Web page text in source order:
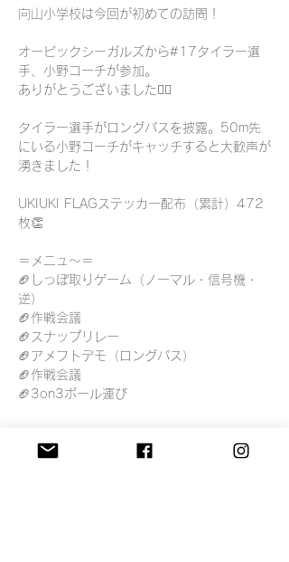
向山小学校は今回が初めての訪問！
オービックシーガルズから#17タイラー選
手、小野コーチが参加。
ありがとうございました🙇‍♂️
タイラー選手がロングパスを披露。50m先
にいる小野コーチがキャッチすると大歓声が
湧きました！
UKIUKI FLAGステッカー配布（累計）472
枚👏
＝メニュ〜＝
🏈しっぽ取りゲーム（ノーマル・信号機・
逆）
🏈作戦会議
🏈スナップリレー
🏈アメフトデモ（ロングパス）
🏈作戦会議
🏈3on3ボール運び